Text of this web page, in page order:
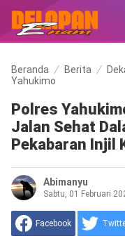
Beranda Berita
Yahukimo
Polres
Jalan Sehat
Pekabaran Injil
Abimanyu
Sabtu, 01 Februari
Facebook